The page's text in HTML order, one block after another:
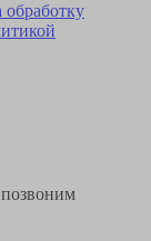
обработку